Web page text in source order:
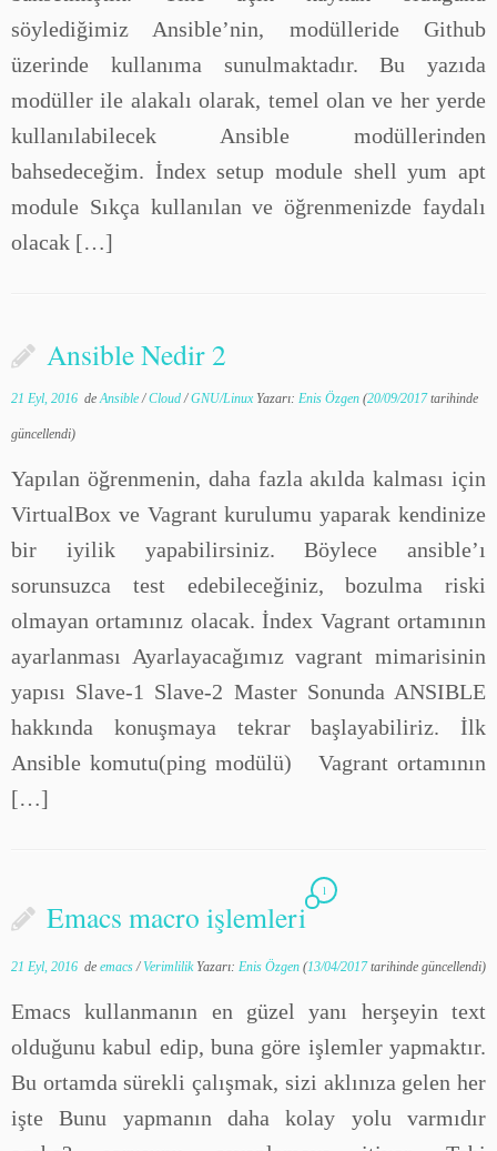
söylediğimiz Ansible’nin, modülleride Github
üzerinde kullanıma sunulmaktadır. Bu yazıda
modüller ile alakalı olarak, temel olan ve her yerde
kullanılabilecek Ansible modüllerinden
bahsedeceğim. İndex setup module shell yum apt
module Sıkça kullanılan ve öğrenmenizde faydalı
olacak […]
Ansible Nedir 2
21 Eyl, 2016 deAnsible/Cloud/GNU/Linux Yazarı: Enis Özgen (20/09/2017tarihinde
güncellendi)
Yapılan öğrenmenin, daha fazla akılda kalması için
VirtualBox ve Vagrant kurulumu yaparak kendinize
bir iyilik yapabilirsiniz. Böylece ansible’ı
sorunsuzca test edebileceğiniz, bozulma riski
olmayan ortamınız olacak. İndex Vagrant ortamının
ayarlanması Ayarlayacağımız vagrant mimarisinin
yapısı Slave-1 Slave-2 Master Sonunda ANSIBLE
hakkında konuşmaya tekrar başlayabiliriz. İlk
Ansible komutu(ping modülü) Vagrant ortamının
[…]
Emacs macro işlemleri
1
21 Eyl, 2016 de emacs/Verimlilik Yazarı: Enis Özgen (13/04/2017tarihinde güncellendi)
Emacs kullanmanın en güzel yanı herşeyin text
olduğunu kabul edip, buna göre işlemler yapmaktır.
Bu ortamda sürekli çalışmak, sizi aklınıza gelen her
işte Bunu yapmanın daha kolay yolu varmıdır